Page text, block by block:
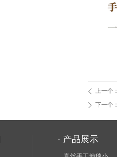
ꄲ 下一个：
ꄴ 上一个：
· 产品展示